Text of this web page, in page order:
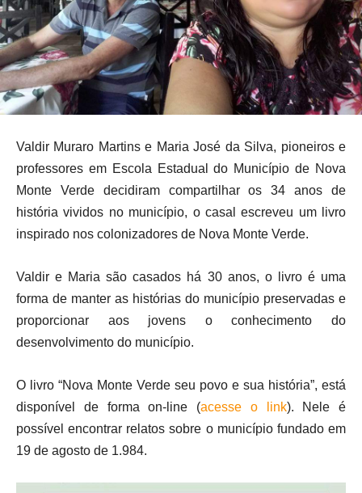
Valdir Muraro Martins e Maria José da Silva, pioneiros e
professores em Escola Estadual do Município de Nova
Monte Verde decidiram compartilhar os 34 anos de
história vividos no município, o casal escreveu um livro
inspirado nos colonizadores de Nova Monte Verde.
Valdir e Maria são casados há 30 anos, o livro é uma
forma de manter as histórias do município preservadas e
proporcionar aos jovens o conhecimento do
desenvolvimento do município.
O livro “Nova Monte Verde seu povo e sua história”, está
disponível de forma on-line (acesse o link). Nele é
possível encontrar relatos sobre o município fundado em
19 de agosto de 1.984.